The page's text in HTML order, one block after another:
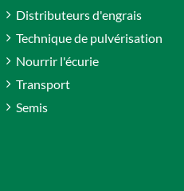
Distributeurs d'engrais
Technique de pulvérisation
Nourrir l'écurie
Transport
Semis